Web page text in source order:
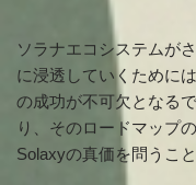
ソラナエコシステムが
に浸透していくために
の成功が不可欠となる
り、そのロードマップ
Solaxyの真価を問うこ